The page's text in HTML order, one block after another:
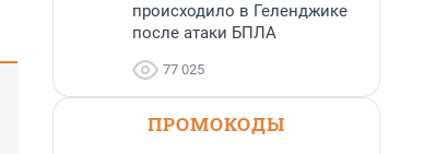
происходило в Геленджике
после атаки БПЛА
77 025
ПРОМОКОДЫ